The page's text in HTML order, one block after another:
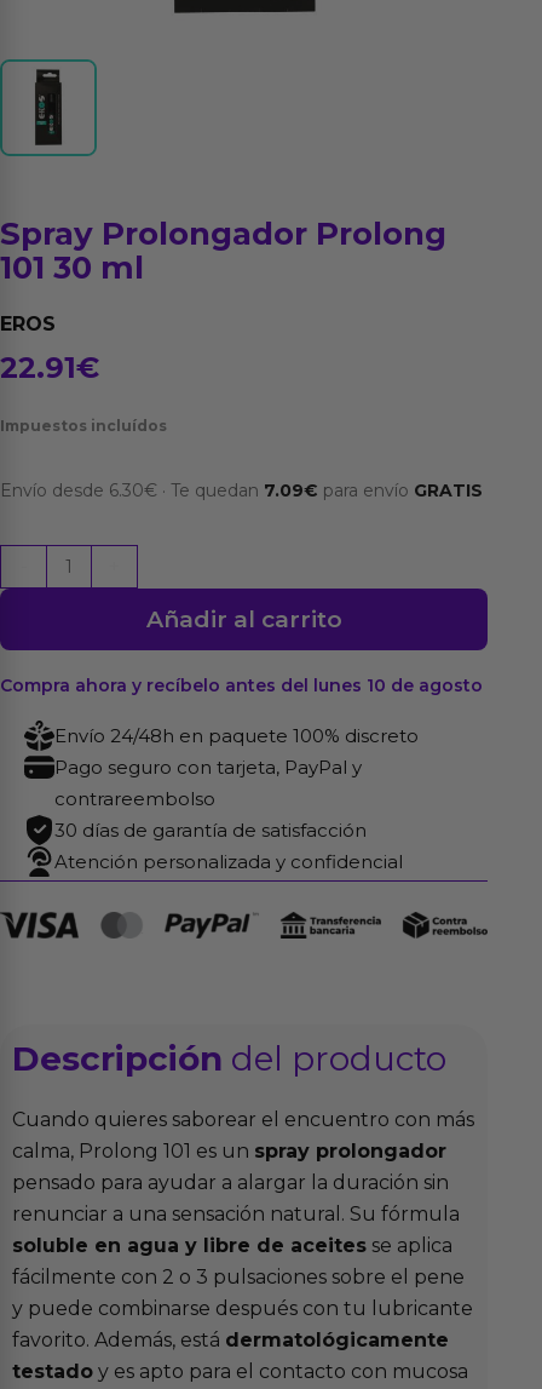
Spray Prolongador Prolong
101 30 ml
EROS
22.91€
Impuestos incluídos
Envío desde 6.30€ · Te quedan 7.09€ para envío GRATIS
Prolongador
101
30
cantidad
Añadir al carrito
Compra ahora y recíbelo antes del lunes 10 de agosto
Envío 24/48h en paquete 100% discreto
Pago seguro con tarjeta, PayPal y
contrareembolso
30 días de garantía de satisfacción
Atención personalizada y confidencial
Descripción del producto
Cuando quieres saborear el encuentro con más
calma, Prolong 101 es un spray prolongador
pensado para ayudar a alargar la duración sin
renunciar a una sensación natural. Su fórmula
soluble en agua y libre de aceites se aplica
fácilmente con 2 o 3 pulsaciones sobre el pene
y puede combinarse después con tu lubricante
favorito. Además, está dermatológicamente
testado y es apto para el contacto con mucosa